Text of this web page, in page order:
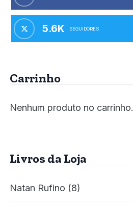
5.6K SEGUIDORES
Carrinho
Nenhum produto no carrinho.
Livros da Loja
Natan Rufino (8)